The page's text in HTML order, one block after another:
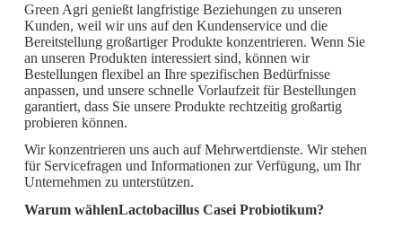
Green Agri genießt langfristige Beziehungen zu unseren
Kunden, weil wir uns auf den Kundenservice und die
Bereitstellung großartiger Produkte konzentrieren. Wenn Sie
an unseren Produkten interessiert sind, können wir
Bestellungen flexibel an Ihre spezifischen Bedürfnisse
anpassen, und unsere schnelle Vorlaufzeit für Bestellungen
garantiert, dass Sie unsere Produkte rechtzeitig großartig
probieren können.
Wir konzentrieren uns auch auf Mehrwertdienste. Wir stehen
für Servicefragen und Informationen zur Verfügung, um Ihr
Unternehmen zu unterstützen.
Warum wählenLactobacillus Casei Probiotikum?